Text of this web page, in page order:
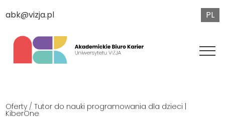
abk@vizja.pl PL
Oferty / Tutor do nauki programowania dla dzieci |
KiberOne